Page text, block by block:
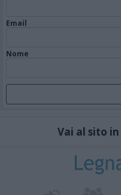
Email
Nome
Vai al sito